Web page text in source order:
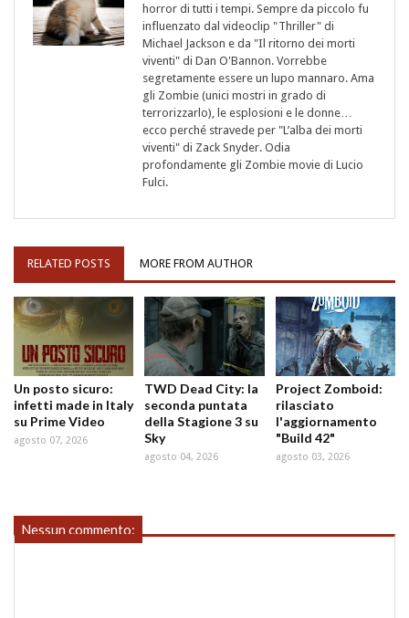
horror di tutti i tempi. Sempre da piccolo fu
influenzato dal videoclip "Thriller" di
Michael Jackson e da "Il ritorno dei morti
viventi" di Dan O'Bannon. Vorrebbe
segretamente essere un lupo mannaro. Ama
gli Zombie (unici mostri in grado di
terrorizzarlo), le esplosioni e le donne…
ecco perché stravede per "L’alba dei morti
viventi" di Zack Snyder. Odia
profondamente gli Zombie movie di Lucio
Fulci.
RELATED POSTS MORE FROM AUTHOR
Un posto sicuro:
infetti made in Italy
su Prime Video
agosto 07, 2026
TWD Dead City: la
seconda puntata
della Stagione 3 su
Sky
agosto 04, 2026
Project Zomboid:
rilasciato
l'aggiornamento
"Build 42"
agosto 03, 2026
Nessun commento: